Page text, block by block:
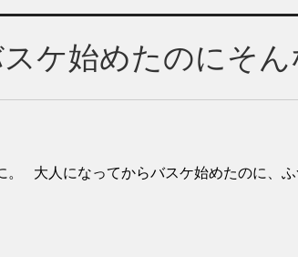
ケ始めたのにそ
。 大人になってからバスケ始めたのに、ふ